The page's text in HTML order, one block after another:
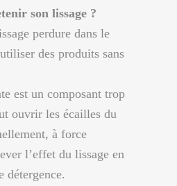
son lissage ?
perdure dans le
des produits sans
est un composant trop
ouvrir les écailles du
à force
l’effet du lissage en
détergence.